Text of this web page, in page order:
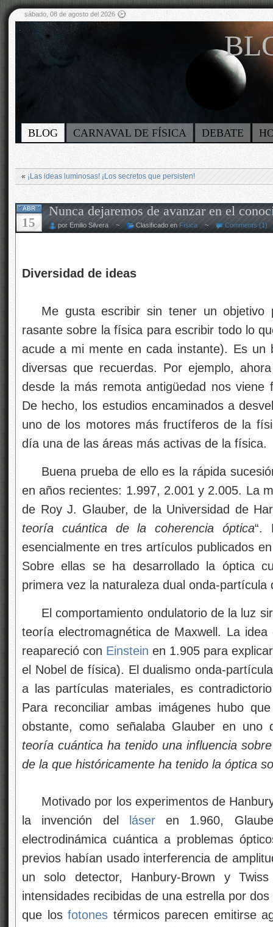
sábado, 08 de agosto del 2026
BLOG CARNAVAL DE FÍSICA DEBATE
« ¡Las ideas luminosas! ¡Los secretos que persisten!
ABR
15
Nunca dejaremos de avanzar en el
por Emilio Silvera ~ Clasificado en Física~ Comments (1)
Diversidad de ideas
Me gusta escribir sin tener un objetivo
rasante sobre la física para escribir todo lo
acude a mi mente en cada instante). Es un
diversas que recuerdas. Por ejemplo,
desde la más remota antigüedad nos viene
De hecho, los estudios encaminados a
uno de los motores más fructíferos de la
día una de las áreas más activas de la física.
Buena prueba de ello es la rápida
en años recientes: 1.997, 2.001 y 2.005. La
de Roy J. Glauber, de la Universidad de
teoría cuántica de la coherencia óptica“.
esencialmente en tres artículos publicados
Sobre ellas se ha desarrollado la óptica
primera vez la naturaleza dual onda-partícula
El comportamiento ondulatorio de la luz
teoría electromagnética de Maxwell. La
reapareció con Einstein en 1.905 para
el Nobel de física). El dualismo onda-
a las partículas materiales, es
Para reconciliar ambas imágenes hubo
obstante, como señalaba Glauber en uno
teoría cuántica ha tenido una influencia
de la que históricamente ha tenido la óptica
Motivado por los experimentos de
la invención del
láseren 1.960,
electrodinámica cuántica a problemas
previos habían usado interferencia de
un solo detector, Hanbury-Brown y
intensidades recibidas de una estrella por
que losfotones térmicos parecen emitirse